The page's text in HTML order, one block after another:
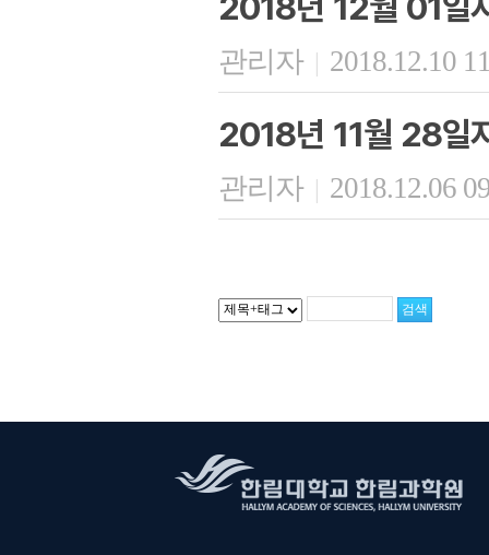
관리자 | 2018.12.10
2018년 11월 28일
관리자 | 2018.12.06